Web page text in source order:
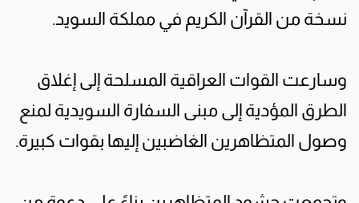
نسخة من القرآن الكريم في مملكة السويد.
وسارعت القوات العراقية المسلحة إلى إغلاق
الطرق المؤدية إلى مبنى السفارة السويدية لمنع
وصول المتظاهرين الغاضبين إليها بقوات كبيرة.